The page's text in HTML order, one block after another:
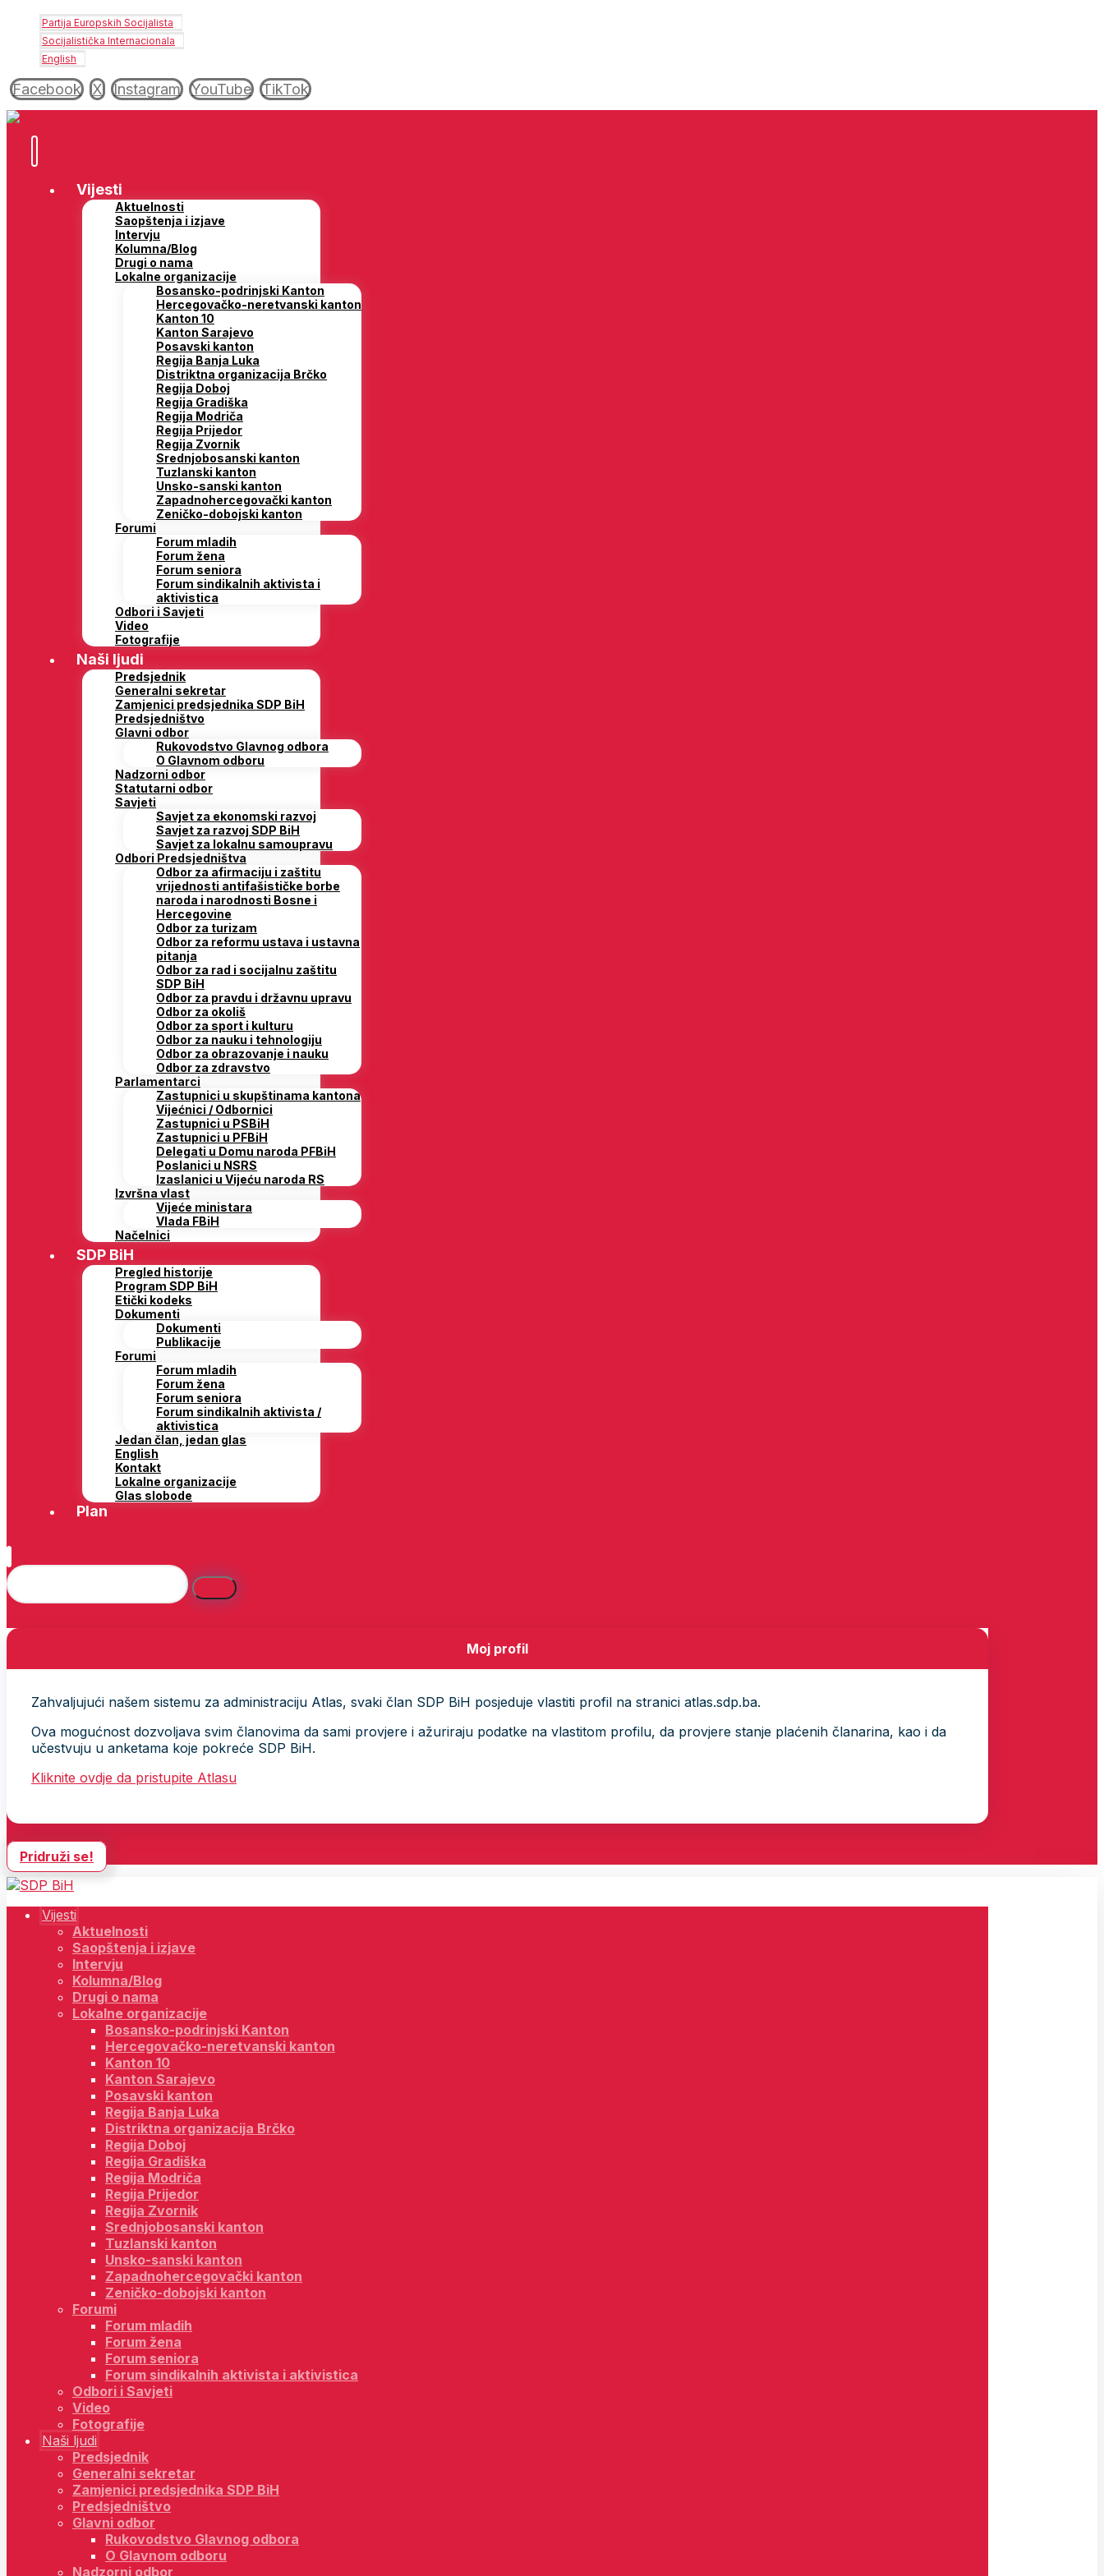
Partija Europskih Socijalista
Socijalistička Internacionala
English
Facebook X Instagram YouTube TikTok
Vijesti
Aktuelnosti
Saopštenja i izjave
Intervju
Kolumna/Blog
Drugi o nama
Lokalne organizacije
Bosansko-podrinjski Kanton
Hercegovačko-neretvanski kanton
Kanton 10
Kanton Sarajevo
Posavski kanton
Regija Banja Luka
Distriktna organizacija Brčko
Regija Doboj
Regija Gradiška
Regija Modriča
Regija Prijedor
Regija Zvornik
Srednjobosanski kanton
Tuzlanski kanton
Unsko-sanski kanton
Zapadnohercegovački kanton
Zeničko-dobojski kanton
Forumi
Forum mladih
Forum žena
Forum seniora
Forum sindikalnih aktivista i
aktivistica
Odbori i Savjeti
Video
Fotografije
Naši ljudi
Predsjednik
Generalni sekretar
Zamjenici predsjednika SDP BiH
Predsjedništvo
Glavni odbor
Rukovodstvo Glavnog odbora
O Glavnom odboru
Nadzorni odbor
Statutarni odbor
Savjeti
Savjet za ekonomski razvoj
Savjet za razvoj SDP BiH
Savjet za lokalnu samoupravu
Odbori Predsjedništva
Odbor za afirmaciju i zaštitu
vrijednosti antifašističke borbe
naroda i narodnosti Bosne i
Hercegovine
Odbor za turizam
Odbor za reformu ustava i ustavna
pitanja
Odbor za rad i socijalnu zaštitu
SDP BiH
Odbor za pravdu i državnu upravu
Odbor za okoliš
Odbor za sport i kulturu
Odbor za nauku i tehnologiju
Odbor za obrazovanje i nauku
Odbor za zdravstvo
Parlamentarci
Zastupnici u skupštinama kantona
Vijećnici / Odbornici
Zastupnici u PSBiH
Zastupnici u PFBiH
Delegati u Domu naroda PFBiH
Poslanici u NSRS
Izaslanici u Vijeću naroda RS
Izvršna vlast
Vijeće ministara
Vlada FBiH
Načelnici
SDP BiH
Pregled historije
Program SDP BiH
Etički kodeks
Dokumenti
Dokumenti
Publikacije
Forumi
Forum mladih
Forum žena
Forum seniora
Forum sindikalnih aktivista /
aktivistica
Jedan član, jedan glas
English
Kontakt
Lokalne organizacije
Glas slobode
Plan
Moj profil
Zahvaljujući našem sistemu za administraciju Atlas, svaki član SDP BiH posjeduje vlastiti profil na stranici atlas.sdp.ba.
Ova mogućnost dozvoljava svim članovima da sami provjere i ažuriraju podatke na vlastitom profilu, da provjere stanje plaćenih članarina, kao i da
učestvuju u anketama koje pokreće SDP BiH.
Kliknite ovdje da pristupite Atlasu
Pridruži se!
Vijesti
Aktuelnosti
Saopštenja i izjave
Intervju
Kolumna/Blog
Drugi o nama
Lokalne organizacije
Bosansko-podrinjski Kanton
Hercegovačko-neretvanski kanton
Kanton 10
Kanton Sarajevo
Posavski kanton
Regija Banja Luka
Distriktna organizacija Brčko
Regija Doboj
Regija Gradiška
Regija Modriča
Regija Prijedor
Regija Zvornik
Srednjobosanski kanton
Tuzlanski kanton
Unsko-sanski kanton
Zapadnohercegovački kanton
Zeničko-dobojski kanton
Forumi
Forum mladih
Forum žena
Forum seniora
Forum sindikalnih aktivista i aktivistica
Odbori i Savjeti
Video
Fotografije
Naši ljudi
Predsjednik
Generalni sekretar
Zamjenici predsjednika SDP BiH
Predsjedništvo
Glavni odbor
Rukovodstvo Glavnog odbora
O Glavnom odboru
Nadzorni odbor